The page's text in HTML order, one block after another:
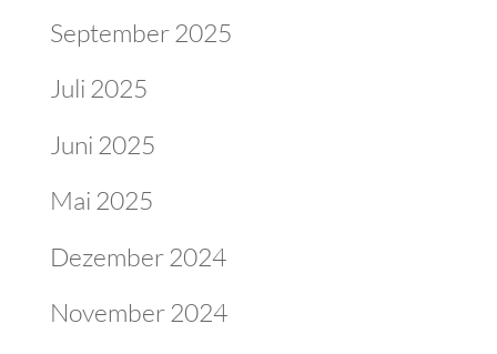
September 2025
Juli 2025
Juni 2025
Mai 2025
Dezember 2024
November 2024